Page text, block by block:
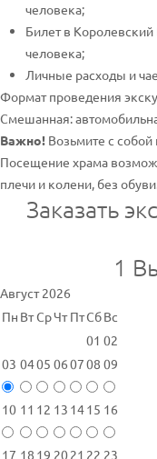
человека;
Билет в
человека;
Личные расходы и
Формат проведения
Смешанная:
Важно! Возьмите с
Посещение храма
плечи и колени, без
Заказать
1
Август 2026
Пн ВтСрЧт ПтСбВс
01 02
03 0405 060708 09
10 11 12 13 1415 16
17 18 19 2021 22 23